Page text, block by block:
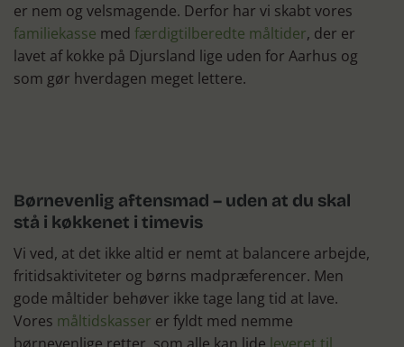
er nem og velsmagende. Derfor har vi skabt vores
familiekasse med færdigtilberedte måltider, der er
lavet af kokke på Djursland lige uden for Aarhus og
som gør hverdagen meget lettere.
Børnevenlig aftensmad – uden at du skal
stå i køkkenet i timevis
Vi ved, at det ikke altid er nemt at balancere arbejde,
fritidsaktiviteter og børns madpræferencer. Men
gode måltider behøver ikke tage lang tid at lave.
Vores måltidskasser er fyldt med nemme